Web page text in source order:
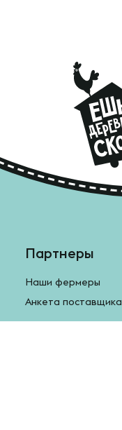
Партнеры
Наши фермеры
Анкета поставщика